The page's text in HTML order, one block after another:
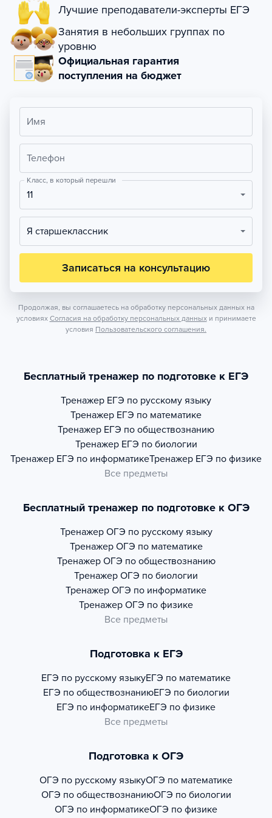
Лучшие преподаватели-эксперты ЕГЭ
Занятия в небольших группах по
уровню
Официальная гарантия
поступления на бюджет
Имя
Телефон
Класс, в который перешли
11
Я старшеклассник
Записаться на консультацию
Продолжая, вы соглашаетесь на обработку персональных данных на
условиях Согласия на обработку персональных данных и принимаете
условия Пользовательского соглашения.
Бесплатный тренажер по подготовке к ЕГЭ
Тренажер ЕГЭ по русскому языку
Тренажер ЕГЭ по математике
Тренажер ЕГЭ по обществознанию
Тренажер ЕГЭ по биологии
Тренажер ЕГЭ по информатикеТренажер ЕГЭ по физике
Все предметы
Бесплатный тренажер по подготовке к ОГЭ
Тренажер ОГЭ по русскому языку
Тренажер ОГЭ по математике
Тренажер ОГЭ по обществознанию
Тренажер ОГЭ по биологии
Тренажер ОГЭ по информатике
Тренажер ОГЭ по физике
Все предметы
Подготовка к ЕГЭ
ЕГЭ по русскому языкуЕГЭ по математике
ЕГЭ по обществознаниюЕГЭ по биологии
ЕГЭ по информатикеЕГЭ по физике
Все предметы
Подготовка к ОГЭ
ОГЭ по русскому языкуОГЭ по математике
ОГЭ по обществознаниюОГЭ по биологии
ОГЭ по информатикеОГЭ по физике